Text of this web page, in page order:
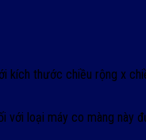
thước chiều rộng x
loại máy co màng